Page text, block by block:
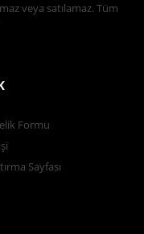
veya satılamaz. Tüm
Formu
Sayfası